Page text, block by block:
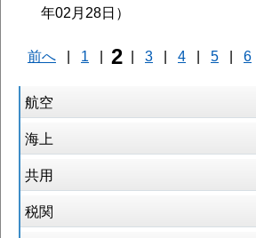
航空
海上
共用
税関
年02月28日
前へ | 1 | 2 | 3 | 4 | 5 | 6